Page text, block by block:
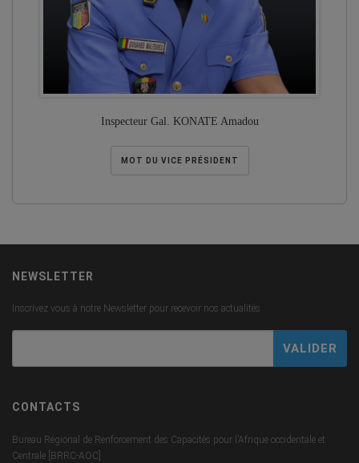
Inspecteur Gal. KONATE Amadou
MOT DU VICE PRÉSIDENT
NEWSLETTER
Inscrivez vous à notre Newsletter pour recevoir nos actualités
CONTACTS
Bureau Régional de Renforcement des Capacités pour l’Afrique occidentale et
Centrale [BRRC-AOC]